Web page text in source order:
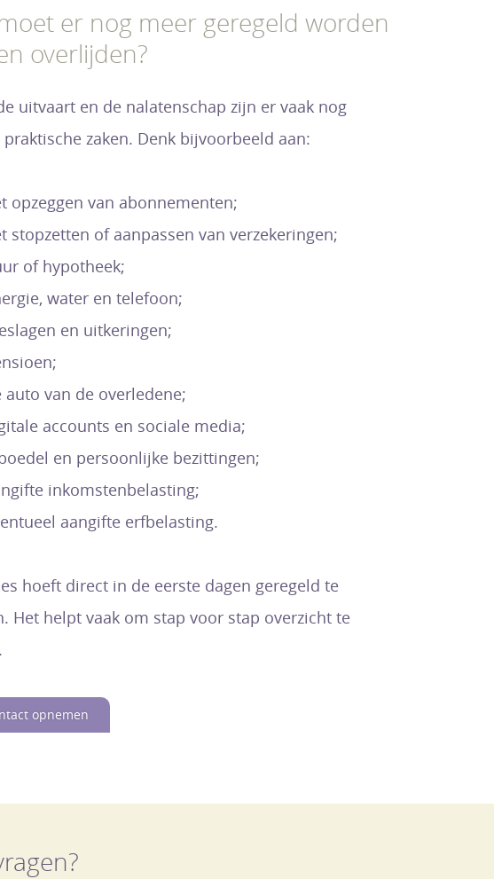
er nog meer geregeld worden
overlijden?
uitvaart en de nalatenschap zijn er vaak nog
praktische zaken. Denk bijvoorbeeld aan:
opzeggen van abonnementen;
stopzetten of aanpassen van verzekeringen;
of hypotheek;
water en telefoon;
en uitkeringen;
auto van de overledene;
accounts en sociale media;
en persoonlijke bezittingen;
inkomstenbelasting;
aangifte erfbelasting.
hoeft direct in de eerste dagen geregeld te
Het helpt vaak om stap voor stap overzicht te
opnemen